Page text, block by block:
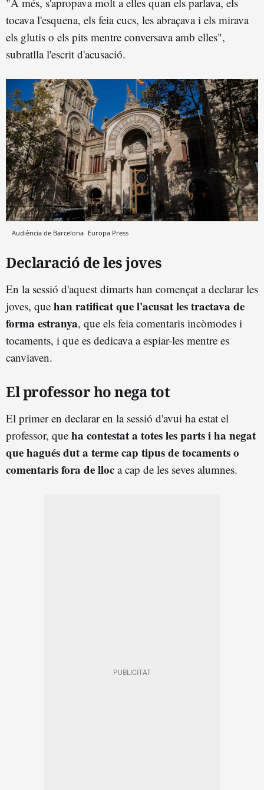
tocava l'esquena, els feia cucs, les abraçava i els mirava
els glutis o els pits mentre conversava amb elles",
subratlla l'escrit d'acusació.
Audiència de Barcelona Europa Press
Declaració de les joves
En la sessió d'aquest dimarts han començat a declarar les
joves, que han ratificat que l'acusat les tractava de
forma estranya, que els feia comentaris incòmodes i
tocaments, i que es dedicava a espiar-les mentre es
canviaven.
El professor ho nega tot
El primer en declarar en la sessió d'avui ha estat el
professor, que ha contestat a totes les parts i ha negat
que hagués dut a terme cap tipus de tocaments o
comentaris fora de lloc a cap de les seves alumnes.